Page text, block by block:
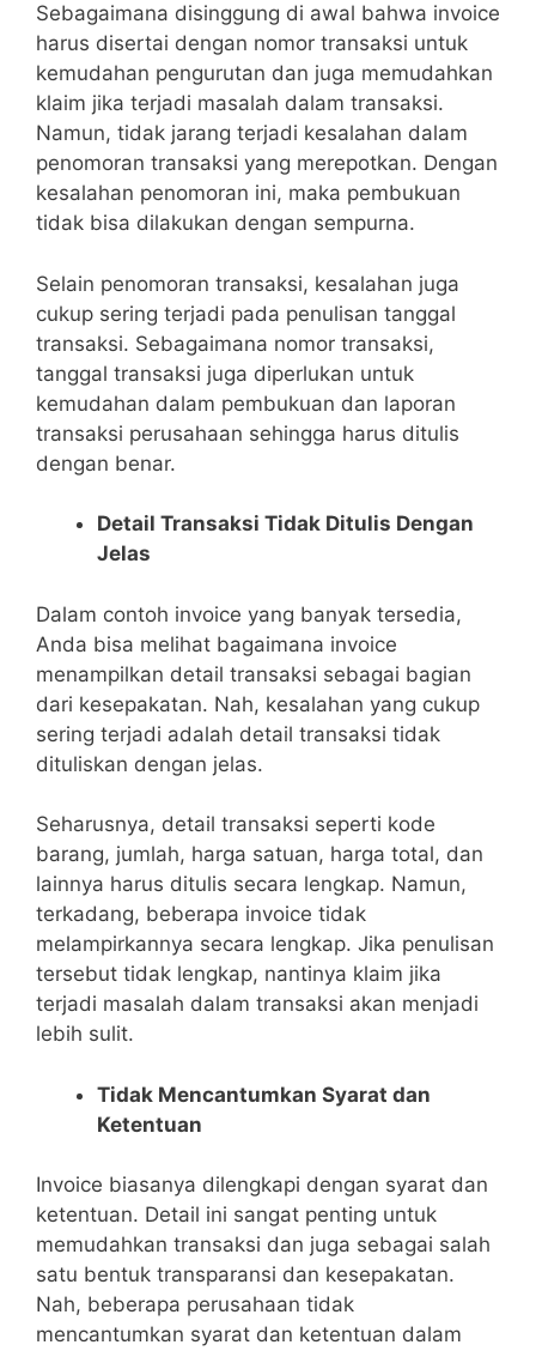
Sebagaimana disinggung di awal bahwa invoice
harus disertai dengan nomor transaksi untuk
kemudahan pengurutan dan juga memudahkan
klaim jika terjadi masalah dalam transaksi.
Namun, tidak jarang terjadi kesalahan dalam
penomoran transaksi yang merepotkan. Dengan
kesalahan penomoran ini, maka pembukuan
tidak bisa dilakukan dengan sempurna.
Selain penomoran transaksi, kesalahan juga
cukup sering terjadi pada penulisan tanggal
transaksi. Sebagaimana nomor transaksi,
tanggal transaksi juga diperlukan untuk
kemudahan dalam pembukuan dan laporan
transaksi perusahaan sehingga harus ditulis
dengan benar.
Detail Transaksi Tidak Ditulis Dengan
Jelas
Dalam contoh invoice yang banyak tersedia,
Anda bisa melihat bagaimana invoice
menampilkan detail transaksi sebagai bagian
dari kesepakatan. Nah, kesalahan yang cukup
sering terjadi adalah detail transaksi tidak
dituliskan dengan jelas.
Seharusnya, detail transaksi seperti kode
barang, jumlah, harga satuan, harga total, dan
lainnya harus ditulis secara lengkap. Namun,
terkadang, beberapa invoice tidak
melampirkannya secara lengkap. Jika penulisan
tersebut tidak lengkap, nantinya klaim jika
terjadi masalah dalam transaksi akan menjadi
lebih sulit.
Tidak Mencantumkan Syarat dan
Ketentuan
Invoice biasanya dilengkapi dengan syarat dan
ketentuan. Detail ini sangat penting untuk
memudahkan transaksi dan juga sebagai salah
satu bentuk transparansi dan kesepakatan.
Nah, beberapa perusahaan tidak
mencantumkan syarat dan ketentuan dalam